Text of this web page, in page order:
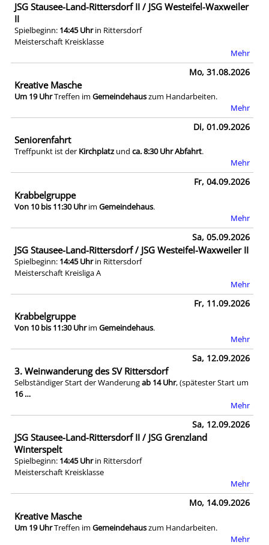
JSG Stausee-Land-Rittersdorf II / JSG Westeifel-Waxweiler
II
Spielbeginn: 14:45 Uhrin Rittersdorf
Meisterschaft Kreisklasse
Mehr
Mo, 31.08.2026
Kreative Masche
Um 19 UhrTreffen im Gemeindehauszum Handarbeiten.
Mehr
Di, 01.09.2026
Seniorenfahrt
Treffpunkt ist der Kirchplatzund ca. 8:30 Uhr Abfahrt.
Mehr
Fr, 04.09.2026
Krabbelgruppe
Von 10 bis 11:30 Uhrim Gemeindehaus.
Mehr
Sa, 05.09.2026
JSG Stausee-Land-Rittersdorf / JSG Westeifel-Waxweiler II
Spielbeginn: 14:45 Uhrin Rittersdorf
Meisterschaft Kreisliga A
Mehr
Fr, 11.09.2026
Krabbelgruppe
Von 10 bis 11:30 Uhrim Gemeindehaus.
Mehr
Sa, 12.09.2026
3. Weinwanderung des SV Rittersdorf
Selbständiger Start der Wanderungab 14 Uhr, (spätester Start um
16 …
Mehr
Sa, 12.09.2026
JSG Stausee-Land-Rittersdorf II / JSG Grenzland
Winterspelt
Spielbeginn: 14:45 Uhrin Rittersdorf
Meisterschaft Kreisklasse
Mehr
Mo, 14.09.2026
Kreative Masche
Um 19 UhrTreffen im Gemeindehauszum Handarbeiten.
Mehr